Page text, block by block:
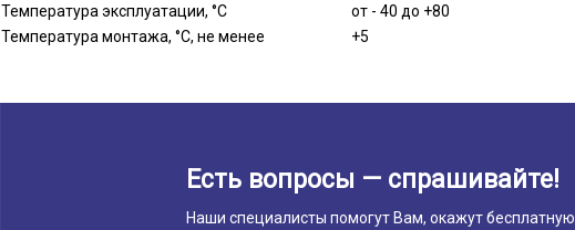
Температура эксплуатации, °C
от - 40 до +80
Температура монтажа, °C, не менее
+5
Есть вопросы — спрашивайте!
Наши специалисты помогут Вам, окажут бесплатную